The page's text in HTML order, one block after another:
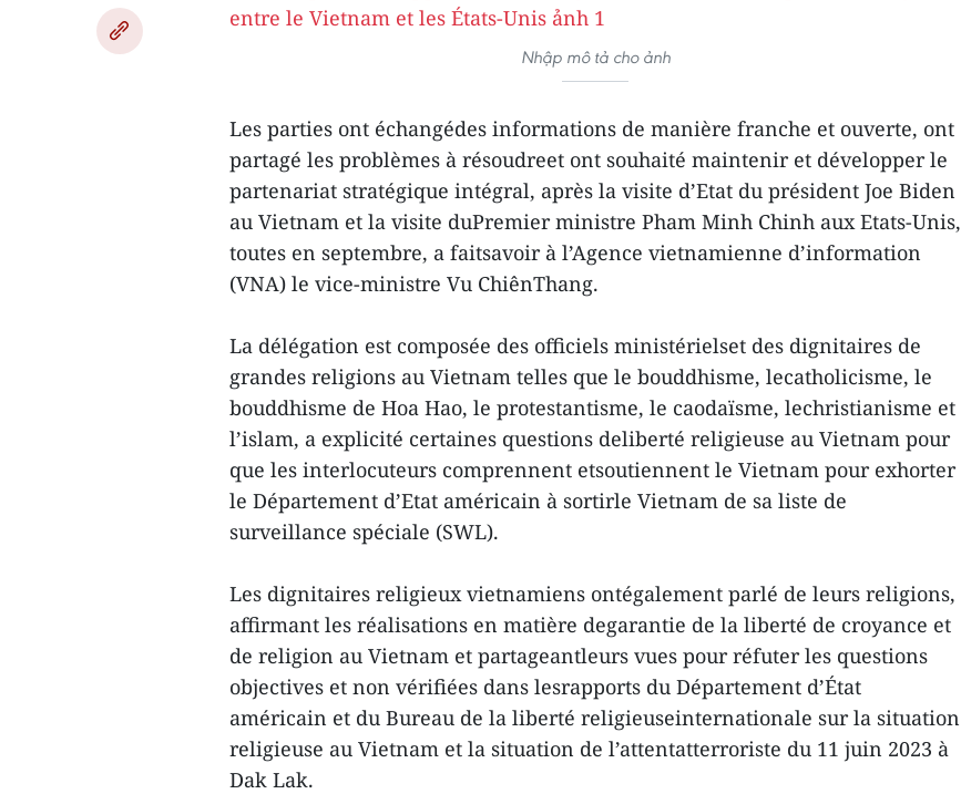
Nhập mô tả cho ảnh
Les parties ont échangédes informations de manière franche et ouverte, ont
partagé les problèmes à résoudreet ont souhaité maintenir et développer le
partenariat stratégique intégral, après la visite d’Etat du président Joe Biden
au Vietnam et la visite duPremier ministre Pham Minh Chinh aux Etats-Unis,
toutes en septembre, a faitsavoir à l’Agence vietnamienne d’information
(VNA) le vice-ministre Vu ChiênThang.
La délégation est composée des officiels ministérielset des dignitaires de
grandes religions au Vietnam telles que le bouddhisme, lecatholicisme, le
bouddhisme de Hoa Hao, le protestantisme, le caodaïsme, lechristianisme et
l’islam, a explicité certaines questions deliberté religieuse au Vietnam pour
que les interlocuteurs comprennent etsoutiennent le Vietnam pour exhorter
le Département d’Etat américain à sortirle Vietnam de sa liste de
surveillance spéciale (SWL).
Les dignitaires religieux vietnamiens ontégalement parlé de leurs religions,
affirmant les réalisations en matière degarantie de la liberté de croyance et
de religion au Vietnam et partageantleurs vues pour réfuter les questions
objectives et non vérifiées dans lesrapports du Département d’État
américain et du Bureau de la liberté religieuseinternationale sur la situation
religieuse au Vietnam et la situation de l’attentatterroriste du 11 juin 2023 à
Dak Lak.